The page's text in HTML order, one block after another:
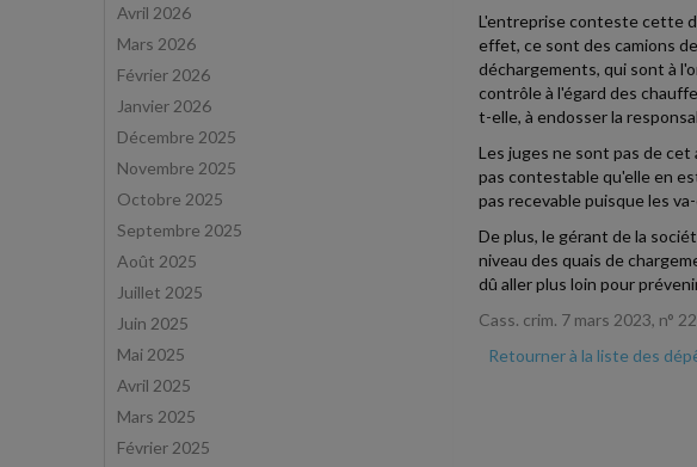
Avril 2026
Mars 2026
Février 2026
Janvier 2026
Décembre 2025
Novembre 2025
Octobre 2025
Septembre 2025
Août 2025
Juillet 2025
Juin 2025
Mai 2025
Avril 2025
Mars 2025
Février 2025
L'entreprise conteste cette
effet, ce sont des camions
déchargements, qui sont à
contrôle à l'égard des
t-elle, à endosser la
Les juges ne sont pas de
pas contestable qu'elle en
pas recevable puisque les
De plus, le gérant de la
niveau des quais de
dû aller plus loin pour
Cass. crim. 7 mars 2023, n°
Retourner à la liste des